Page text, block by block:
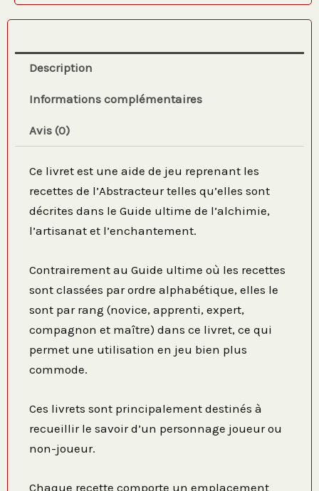
Description
Informations complémentaires
Avis (0)
Ce livret est une aide de jeu reprenant les
recettes de l’Abstracteur telles qu’elles sont
décrites dans le Guide ultime de l’alchimie,
l’artisanat et l’enchantement.
Contrairement au Guide ultime où les recettes
sont classées par ordre alphabétique, elles le
sont par rang (novice, apprenti, expert,
compagnon et maître) dans ce livret, ce qui
permet une utilisation en jeu bien plus
commode.
Ces livrets sont principalement destinés à
recueillir le savoir d’un personnage joueur ou
non-joueur.
Chaque recette comporte un emplacement